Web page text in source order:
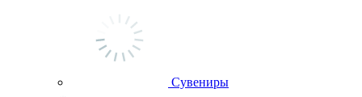
Сувениры